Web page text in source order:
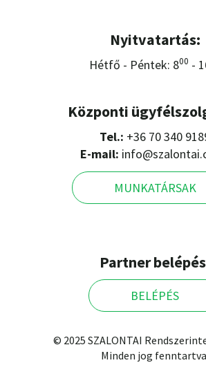
Nyitvatartás:
Hétfő - Péntek: 800 -
Központi
Tel.: +36 70 340
E-mail:
MUNKATÁRSAK
Partner
BELÉPÉS
© 2025 SZALONTAI
Minden jog